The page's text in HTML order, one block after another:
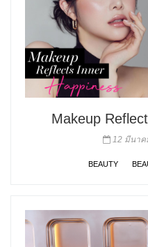
Makeup
12 มีนาค
BEAUTY